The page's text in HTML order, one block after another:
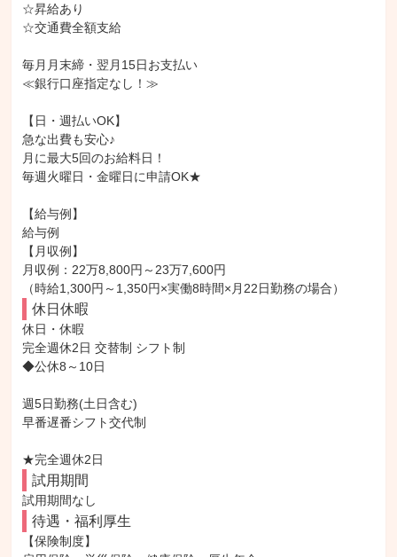
☆昇給あり
☆交通費全額支給
毎月月末締・翌月15日お支払い
≪銀行口座指定なし！≫
【日・週払いOK】
急な出費も安心♪
月に最大5回のお給料日！
毎週火曜日・金曜日に申請OK★
【給与例】
給与例
【月収例】
月収例：22万8,800円～23万7,600円
（時給1,300円～1,350円×実働8時間×月22日勤務の場合）
休日休暇
休日・休暇
完全週休2日 交替制 シフト制
◆公休8～10日
週5日勤務(土日含む)
早番遅番シフト交代制
★完全週休2日
試用期間
試用期間なし
待遇・福利厚生
【保険制度】